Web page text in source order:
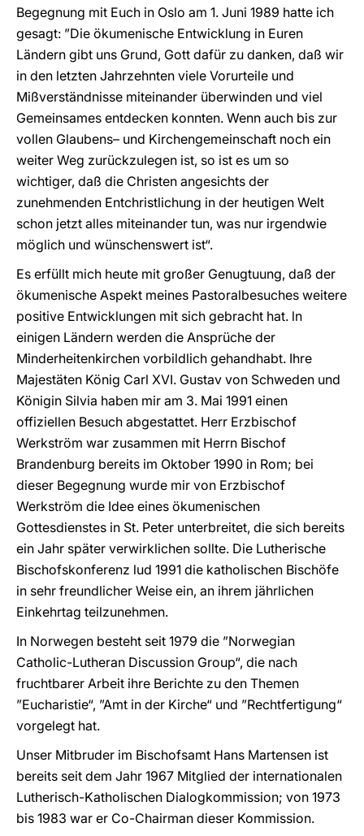
Begegnung mit Euch in Oslo am 1. Juni 1989 hatte ich
gesagt: ”Die ökumenische Entwicklung in Euren
Ländern gibt uns Grund, Gott dafür zu danken, daß wir
in den letzten Jahrzehnten viele Vorurteile und
Mißverständnisse miteinander überwinden und viel
Gemeinsames entdecken konnten. Wenn auch bis zur
vollen Glaubens– und Kirchengemeinschaft noch ein
weiter Weg zurückzulegen ist, so ist es um so
wichtiger, daß die Christen angesichts der
zunehmenden Entchristlichung in der heutigen Welt
schon jetzt alles miteinander tun, was nur irgendwie
möglich und wünschenswert ist“.
Es erfüllt mich heute mit großer Genugtuung, daß der
ökumenische Aspekt meines Pastoralbesuches weitere
positive Entwicklungen mit sich gebracht hat. ln
einigen Ländern werden die Ansprüche der
Minderheitenkirchen vorbildlich gehandhabt. Ihre
Majestäten König Carl XVI. Gustav von Schweden und
Königin Silvia haben mir am 3. Mai 1991 einen
offiziellen Besuch abgestattet. Herr Erzbischof
Werkström war zusammen mit Herrn Bischof
Brandenburg bereits im Oktober 1990 in Rom; bei
dieser Begegnung wurde mir von Erzbischof
Werkström die Idee eines ökumenischen
Gottesdienstes in St. Peter unterbreitet, die sich bereits
ein Jahr später verwirklichen sollte. Die Lutherische
Bischofskonferenz lud 1991 die katholischen Bischöfe
in sehr freundlicher Weise ein, an ihrem jährlichen
Einkehrtag teilzunehmen.
In Norwegen besteht seit 1979 die ”Norwegian
Catholic-Lutheran Discussion Group“, die nach
fruchtbarer Arbeit ihre Berichte zu den Themen
”Eucharistie“, ”Amt in der Kirche“ und ”Rechtfertigung“
vorgelegt hat.
Unser Mitbruder im Bischofsamt Hans Martensen ist
bereits seit dem Jahr 1967 Mitglied der internationalen
Lutherisch-Katholischen Dialogkommission; von 1973
bis 1983 war er Co-Chairman dieser Kommission.